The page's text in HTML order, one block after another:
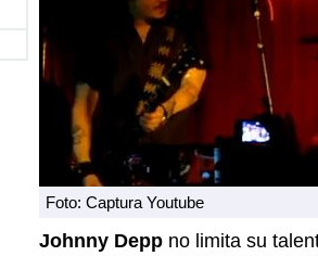
Foto: Captura Youtube
Johnny Depp no limita su